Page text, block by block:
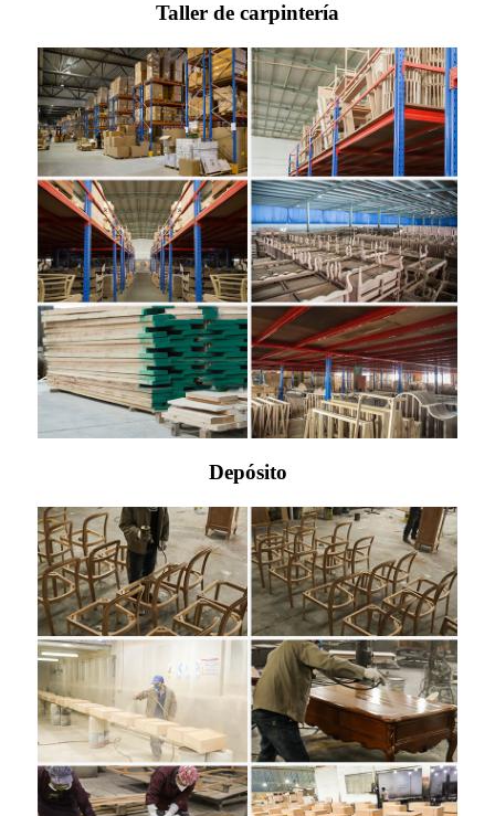
Taller de carpintería
Depósito